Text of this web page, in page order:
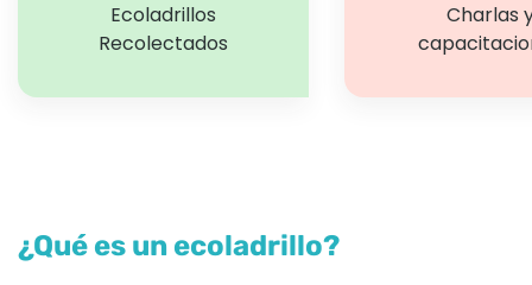
Ecoladrillos
Recolectados
Charlas
¿Qué es un ecoladrillo?